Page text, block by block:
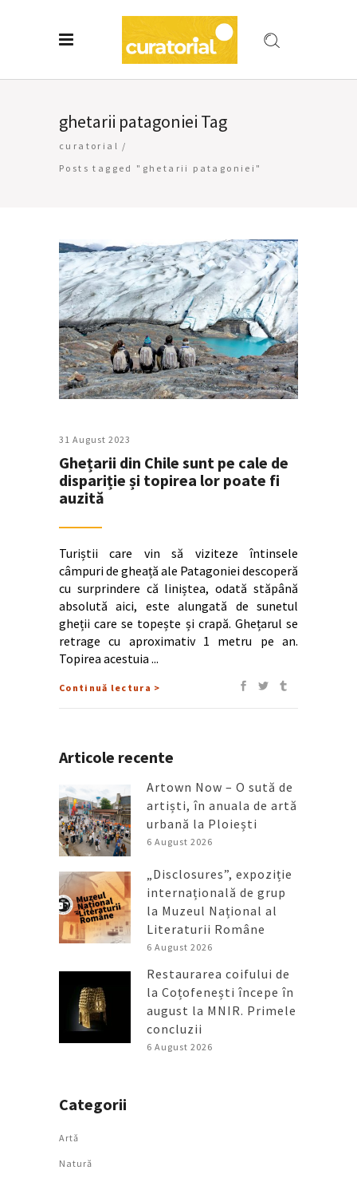
ghetarii patagoniei Tag
curatorial /
Posts tagged "ghetarii patagoniei"
31 August 2023
Ghețarii din Chile sunt pe cale de
dispariție și topirea lor poate fi
auzită
Turiștii care vin să viziteze întinsele
câmpuri de gheață ale Patagoniei descoperă
cu surprindere că liniștea, odată stăpână
absolută aici, este alungată de sunetul
gheții care se topește și crapă. Ghețarul se
retrage cu aproximativ 1 metru pe an.
Topirea acestuia
Continuă lectura >
Articole recente
Artown Now – O sută de
artiști, în anuala de artă
urbană la Ploiești
6 August 2026
„Disclosures”, expoziție
internațională de grup
la Muzeul Național al
Literaturii Române
6 August 2026
Restaurarea coifului de
la Coțofenești începe în
august la MNIR. Primele
concluzii
6 August 2026
Categorii
Artǎ
Natură